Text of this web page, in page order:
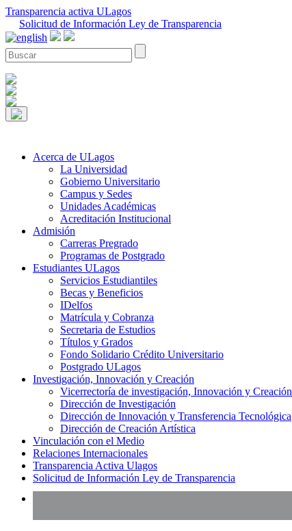
Transparencia activa ULagos
Solicitud de Información Ley de Transparencia
Acerca de ULagos
La Universidad
Gobierno Universitario
Campus y Sedes
Unidades Académicas
Acreditación Institucional
Admisión
Carreras Pregrado
Programas de Postgrado
Estudiantes ULagos
Servicios Estudiantiles
Becas y Beneficios
IDelfos
Matrícula y Cobranza
Secretaria de Estudios
Títulos y Grados
Fondo Solidario Crédito Universitario
Postgrado ULagos
Investigación, Innovación y Creación
Vicerrectoría de investigación, Innovación y Creación
Dirección de Investigación
Dirección de Innovación y Transferencia Tecnológica
Dirección de Creación Artística
Vinculación con el Medio
Relaciones Internacionales
Transparencia Activa Ulagos
Solicitud de Información Ley de Transparencia